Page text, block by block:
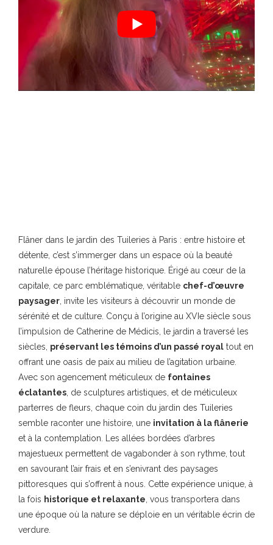
Flâner dans le jardin des Tuileries à Paris : entre histoire et
détente, c’est s’immerger dans un espace où la beauté
naturelle épouse l’héritage historique. Érigé au cœur de la
capitale, ce parc emblématique, véritable chef-d’œuvre
paysager , invite les visiteurs à découvrir un monde de
sérénité et de culture. Conçu à l’origine au XVIe siècle sous
l’impulsion de Catherine de Médicis, le jardin a traversé les
siècles, préservant les témoins d’un passé royal tout en
offrant une oasis de paix au milieu de l’agitation urbaine.
Avec son agencement méticuleux de fontaines
éclatantes , de sculptures artistiques, et de méticuleux
parterres de fleurs, chaque coin du jardin des Tuileries
semble raconter une histoire, une invitation à la flânerie
et à la contemplation. Les allées bordées d’arbres
majestueux permettent de vagabonder à son rythme, tout
en savourant l’air frais et en s’enivrant des paysages
pittoresques qui s’offrent à nous. Cette expérience unique, à
la fois historique et relaxante , vous transportera dans
une époque où la nature se déploie en un véritable écrin de
verdure.